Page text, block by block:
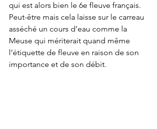
qui est alors bien le 6e fleuve français.
Peut-être mais cela laisse sur le carreau
asséché un cours d’eau comme la
Meuse qui mériterait quand même
l’étiquette de fleuve en raison de son
importance et de son débit.